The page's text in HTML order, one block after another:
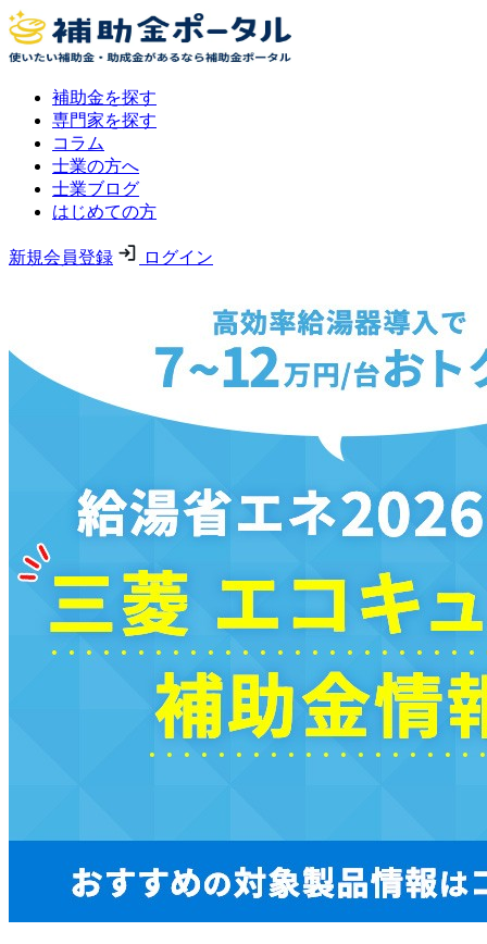
補助金を探す
専門家を探す
コラム
士業の方へ
士業ブログ
はじめての方
新規会員登録 ログイン